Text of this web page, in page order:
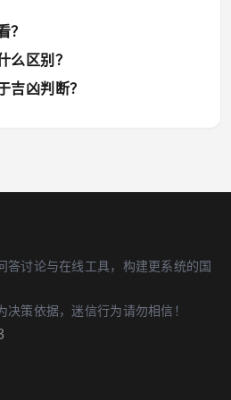
？
么区别？
吉凶判断？
答讨论与在线工具，构建更系统的国
策依据，迷信行为请勿相信！